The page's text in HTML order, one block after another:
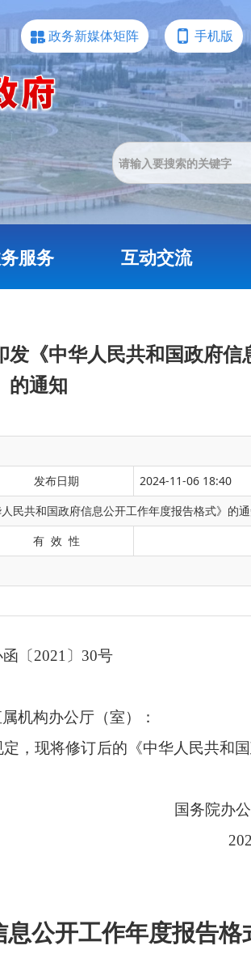
政务新媒体矩阵 手机版
服务 互动交流
《中华人民共和国政府
的通知
发布日期
2024-11-06 18:40
民共和国政府信息公开工作年度报告格式》的
有 效 性
）：
府信息公开条例》确立的法定制度安排